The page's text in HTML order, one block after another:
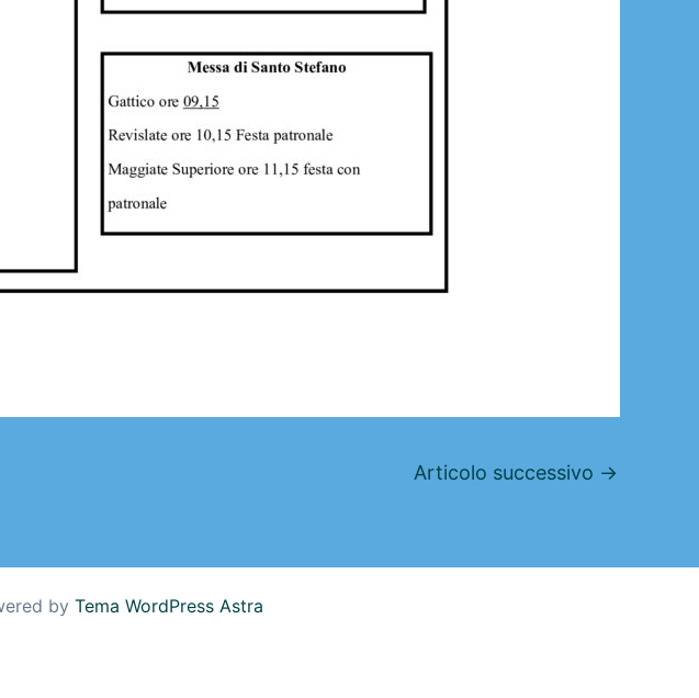
Articolo successivo →
by Tema WordPress Astra